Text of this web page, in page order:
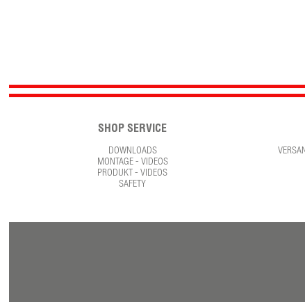
SHOP SERVICE
DOWNLOADS
MONTAGE - VIDEOS
PRODUKT - VIDEOS
SAFETY